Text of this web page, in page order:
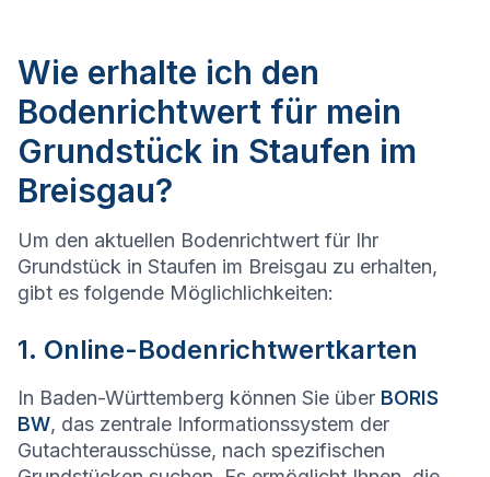
Wie erhalte ich den
Bodenrichtwert für mein
Grundstück in Staufen im
Breisgau?
Um den aktuellen Bodenrichtwert für Ihr
Grundstück in Staufen im Breisgau zu erhalten,
gibt es folgende Möglichlichkeiten:
1. Online-Bodenrichtwertkarten
In Baden-Württemberg können Sie über BORIS
BW, das zentrale Informationssystem der
Gutachterausschüsse, nach spezifischen